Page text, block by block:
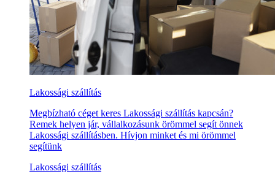
Lakossági szállítás
Megbízható céget keres Lakossági szállítás kapcsán?
Remek helyen jár, vállalkozásunk örömmel segít önnek
Lakossági szállításben. Hívjon minket és mi örömmel
segítünk
Lakossági szállítás